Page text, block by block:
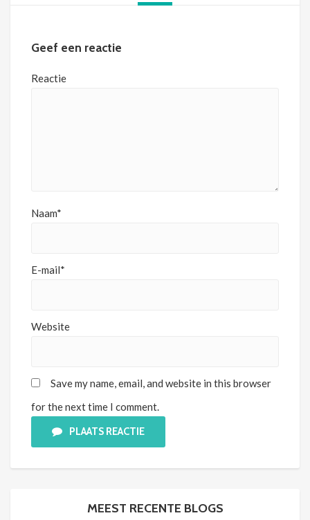
Geef een reactie
Reactie
Naam*
E-mail*
Website
Save my name, email, and website in this browser
for the next time I comment.
PLAATS REACTIE
MEEST RECENTE BLOGS